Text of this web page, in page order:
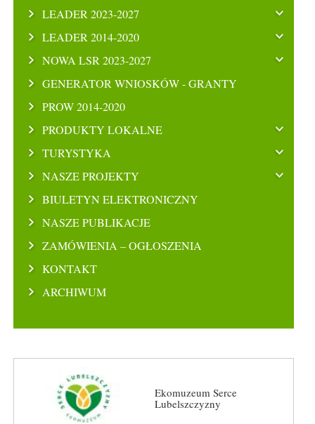
LEADER 2023-2027
LEADER 2014-2020
NOWA LSR 2023-2027
GENERATOR WNIOSKÓW - GRANTY
PROW 2014-2020
PRODUKTY LOKALNE
TURYSTYKA
NASZE PROJEKTY
BIULETYN ELEKTRONICZNY
NASZE PUBLIKACJE
ZAMÓWIENIA – OGŁOSZENIA
KONTAKT
ARCHIWUM
Ekomuzeum Serce
Lubelszczyzny